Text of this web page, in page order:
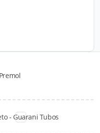
- Guarani Tubos